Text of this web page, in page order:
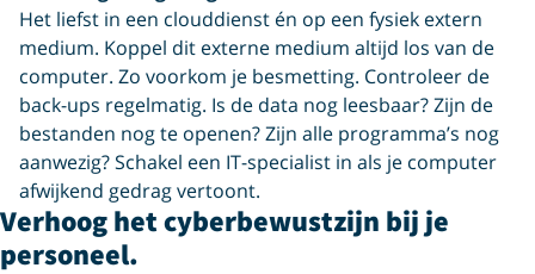
Het liefst in een clouddienst én op een fysiek extern
medium. Koppel dit externe medium altijd los van de
computer. Zo voorkom je besmetting. Controleer de
back-ups regelmatig. Is de data nog leesbaar? Zijn de
bestanden nog te openen? Zijn alle programma’s nog
aanwezig? Schakel een IT-specialist in als je computer
afwijkend gedrag vertoont.
Verhoog het cyberbewustzijn bij je
personeel.